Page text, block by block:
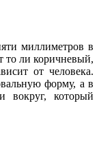
миллиметров в
то ли коричневый,
от человека.
форму, а в
вокруг, который